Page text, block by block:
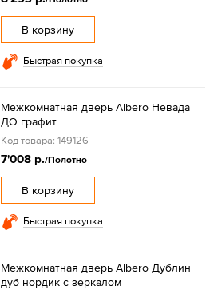
В корзину
Быстрая покупка
Межкомнатная дверь Albero Невада
ДО графит
Код товара: 149126
7'008 р./Полотно
В корзину
Быстрая покупка
Межкомнатная дверь Albero Дублин
дуб нордик с зеркалом